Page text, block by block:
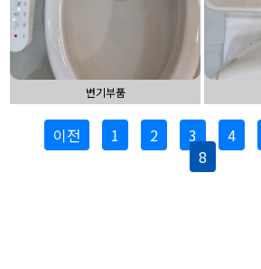
변기부품
이전 1 2 3 4
8